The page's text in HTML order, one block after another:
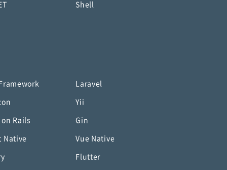
Shell
Laravel
Yii
on Rails Gin
Native Vue Native
Flutter